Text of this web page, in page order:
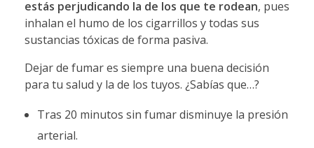
estás perjudicando la de los que te rodean, pues
inhalan el humo de los cigarrillos y todas sus
sustancias tóxicas de forma pasiva.
Dejar de fumar es siempre una buena decisión
para tu salud y la de los tuyos. ¿Sabías que…?
Tras 20 minutos sin fumar disminuye la presión
arterial.